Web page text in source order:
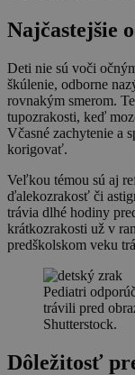
Najčastejšie
Deti nie sú voči
škúlenie, odborne
rovnakým smerom.
tupozrakosti, keď
Včasné zachytenie a
korigovať.
Veľkou témou sú aj
ďalekozrakosť či
trávia dlhé hodiny
krátkozrakosti už v
predškolskom veku
Pediatri
trávili pred
Shutterstock.
Dôležitosť